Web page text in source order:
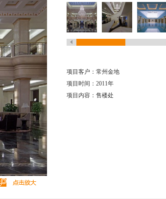
项目客户：常州金地
项目时间：2011年
项目内容：售楼处